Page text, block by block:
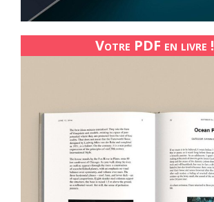
Votre PDF en livre !